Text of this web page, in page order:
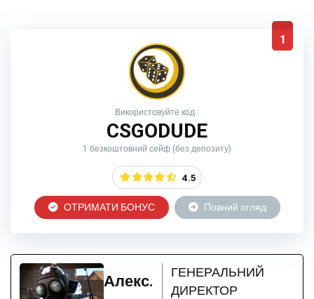
1
Використовуйте код :
CSGODUDE
1 безкоштовний сейф (без депозиту)
4.5
ОТРИМАТИ БОНУС Повний огляд
Алекс.
ГЕНЕРАЛЬНИЙ
ДИРЕКТОР